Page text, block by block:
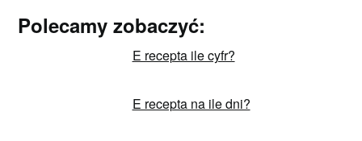
Polecamy zobaczyć:
E recepta ile cyfr?
E recepta na ile dni?